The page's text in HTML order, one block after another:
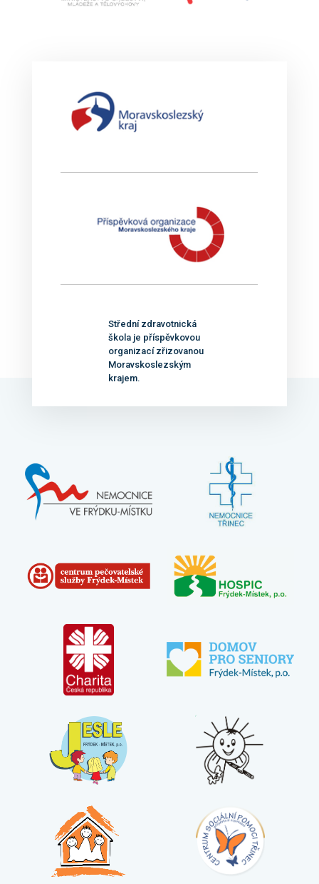
Střední zdravotnická
škola je příspěvkovou
organizací zřizovanou
Moravskoslezským
krajem.